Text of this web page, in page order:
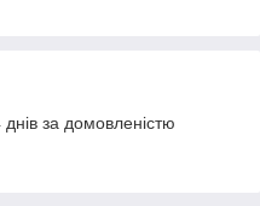
за домовленістю